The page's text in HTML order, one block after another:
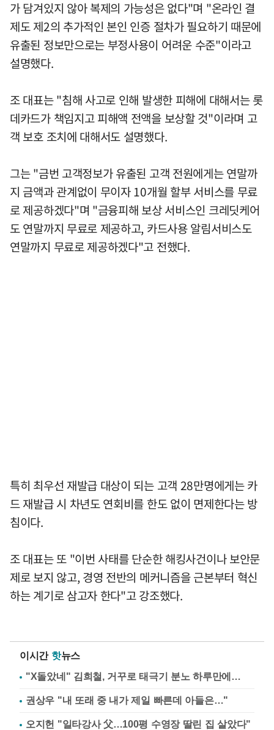
가 담겨있지 않아 복제의 가능성은 없다"며 "온라인 결
제도 제2의 추가적인 본인 인증 절차가 필요하기 때문에
유출된 정보만으로는 부정사용이 어려운 수준"이라고
설명했다.
조 대표는 "침해 사고로 인해 발생한 피해에 대해서는 롯
데카드가 책임지고 피해액 전액을 보상할 것"이라며 고
객 보호 조치에 대해서도 설명했다.
그는 "금번 고객정보가 유출된 고객 전원에게는 연말까
지 금액과 관계없이 무이자 10개월 할부 서비스를 무료
로 제공하겠다"며 "금융피해 보상 서비스인 크레딧케어
도 연말까지 무료로 제공하고, 카드사용 알림서비스도
연말까지 무료로 제공하겠다"고 전했다.
특히 최우선 재발급 대상이 되는 고객 28만명에게는 카
드 재발급 시 차년도 연회비를 한도 없이 면제한다는 방
침이다.
조 대표는 또 "이번 사태를 단순한 해킹사건이나 보안문
제로 보지 않고, 경영 전반의 메커니즘을 근본부터 혁신
하는 계기로 삼고자 한다"고 강조했다.
이시간 핫뉴스
"X돌았네" 김희철, 거꾸로 태극기 분노 하루만에…
권상우 "내 또래 중 내가 제일 빠른데 아들은…"
오지헌 "일타강사 父…100평 수영장 딸린 집 살았다"